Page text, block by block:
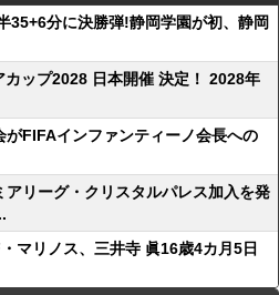
35+6分に決勝弾!静岡学園が初、静岡
カップ2028 日本開催 決定！ 2028年
がFIFAインファンティーノ会長への
アリーグ・クリスタルパレス加入を発
マリノス、三井寺 眞16歳4カ月5日